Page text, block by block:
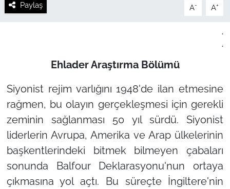
Paylaş A- A+
.
.
Ehlader Araştırma Bölümü
Siyonist rejim varlığını 1948'de ilan etmesine
rağmen, bu olayın gerçekleşmesi için gerekli
zeminin sağlanması 50 yıl sürdü. Siyonist
liderlerin Avrupa, Amerika ve Arap ülkelerinin
başkentlerindeki bitmek bilmeyen çabaları
sonunda Balfour Deklarasyonu'nun ortaya
çıkmasına yol açtı. Bu süreçte İngiltere'nin